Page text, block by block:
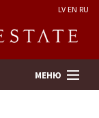
LV EN RU
МЕНЮ